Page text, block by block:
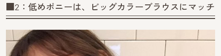
■2：低めポニーは、ビッグカラーブラウスにマッチ